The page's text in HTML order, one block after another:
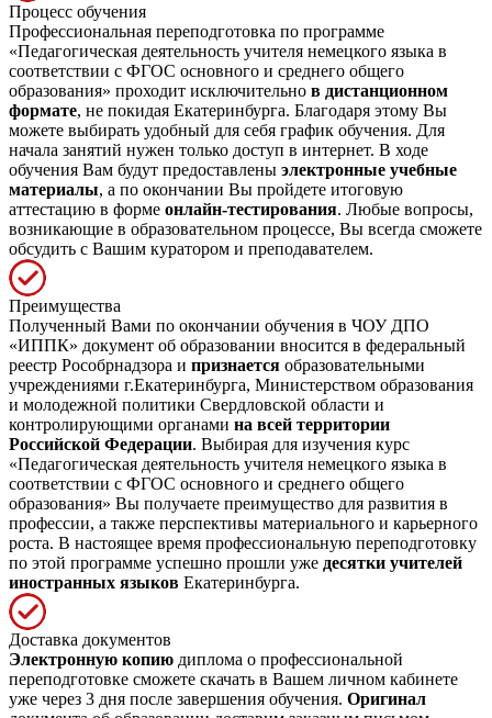
Процесс обучения
Профессиональная переподготовка по программе
«Педагогическая деятельность учителя немецкого языка в
соответствии с ФГОС основного и среднего общего
образования» проходит исключительно в дистанционном
формате, не покидая Екатеринбурга. Благодаря этому Вы
можете выбирать удобный для себя график обучения. Для
начала занятий нужен только доступ в интернет. В ходе
обучения Вам будут предоставлены электронные учебные
материалы, а по окончании Вы пройдете итоговую
аттестацию в форме онлайн-тестирования. Любые вопросы,
возникающие в образовательном процессе, Вы всегда сможете
обсудить с Вашим куратором и преподавателем.
Преимущества
Полученный Вами по окончании обучения в ЧОУ ДПО
«ИППК» документ об образовании вносится в федеральный
реестр Рособрнадзора и признается образовательными
учреждениями г.Екатеринбурга, Министерством образования
и молодежной политики Свердловской области и
контролирующими органами на всей территории
Российской Федерации. Выбирая для изучения курс
«Педагогическая деятельность учителя немецкого языка в
соответствии с ФГОС основного и среднего общего
образования» Вы получаете преимущество для развития в
профессии, а также перспективы материального и карьерного
роста. В настоящее время профессиональную переподготовку
по этой программе успешно прошли уже десятки учителей
иностранных языков Екатеринбурга.
Доставка документов
Электронную копию диплома о профессиональной
переподготовке сможете скачать в Вашем личном кабинете
уже через 3 дня после завершения обучения. Оригинал